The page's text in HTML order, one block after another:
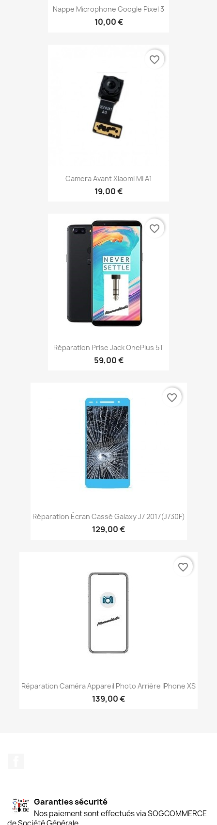
Nappe Microphone Google Pixel 3
10,00 €
Camera Avant Xiaomi Mi A1
19,00 €
favorite_border
Réparation Prise Jack OnePlus 5T
59,00 €
favorite_border
Réparation Écran Cassé Galaxy J7 2017(J730F)
129,00 €
favorite_border
Réparation Caméra Appareil Photo Arrière IPhone XS
139,00 €
favorite_border
Garanties sécurité
Nos paiement sont effectués via SOGCOMMERCE